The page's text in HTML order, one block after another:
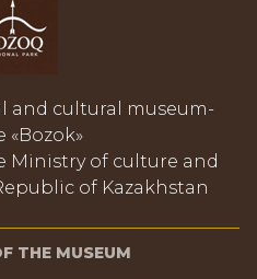
and cultural museum-
«Bozok»
Ministry of culture and
of Kazakhstan
THE MUSEUM